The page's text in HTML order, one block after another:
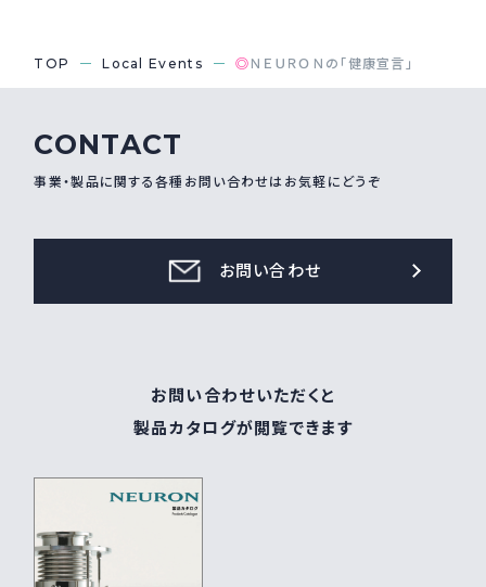
TOP Local Events ◎ ＮＥＵＲＯＮの「健康宣言」
CONTACT
事業・製品に関する各種お問い合わせはお気軽にどうぞ
お問い合わせ
お問い合わせいただくと
製品カタログが閲覧できます